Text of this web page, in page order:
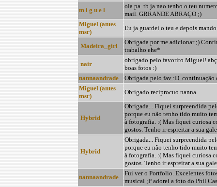
m i g u e l
ola pa. tb ja nao tenho o teu
mail. GRRANDE ABRAÇO ;)
Miguel (antes
msr)
Eu ja guardei o teu e depois mando
Madeira_girl
Obrigada por me adicionar ;)
trabalho ehe*
nair
obrigado pelo favorito Miguel!
boas fotos :)
nannaandrade
Obrigada pelo fav :D. continuação
Miguel (antes
msr)
Obrigado recíprocuo nanna
Hybrid
Obrigada... Fiquei surpreendida
porque eu não tenho tido muito
à fotografia. :( Mas fiquei curiosa
gostos. Tenho ir espreitar a sua
Hybrid
Obrigada... Fiquei surpreendida
porque eu não tenho tido muito
à fotografia. :( Mas fiquei curiosa
gostos. Tenho ir espreitar a sua
nannaandrade
Fui ver o Portfolio. Excelentes
musical ;P adorei a foto do Phil